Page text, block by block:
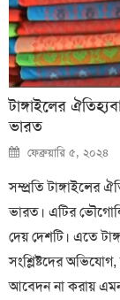
টাঙ্গাইলের
ভারত
Posted
on
ফেব্রুয়ারি ৫, ২০২৪
সম্প্রতি টাঙ্গাইলের
ভারত। এটির
দেয় দেশটি। এতে
সংশ্লিষ্টদের
আবেদন না করায়